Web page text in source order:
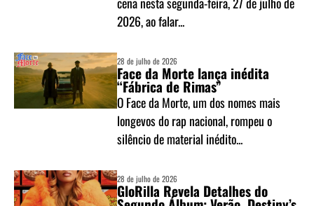
2026, ao falar...
28 de julho de 2026
Face da Morte lança inédita
“Fábrica de Rimas”
O Face da Morte, um dos nomes mais
longevos do rap nacional, rompeu o
silêncio de material inédito...
28 de julho de 2026
GloRilla Revela Detalhes do